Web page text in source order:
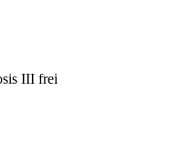
III frei